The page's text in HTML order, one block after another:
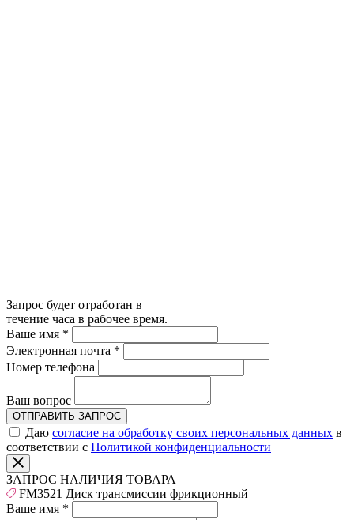
Запрос будет отработан в
течение часа в рабочее время.
Ваше имя *
Электронная почта *
Номер телефона
Ваш вопрос
ОТПРАВИТЬ ЗАПРОС
Даю согласие на обработку своих персональных данных в
соответствии с Политикой конфиденциальности
ЗАПРОС НАЛИЧИЯ ТОВАРА
FM3521 Диск трансмиссии фрикционный
Ваше имя *